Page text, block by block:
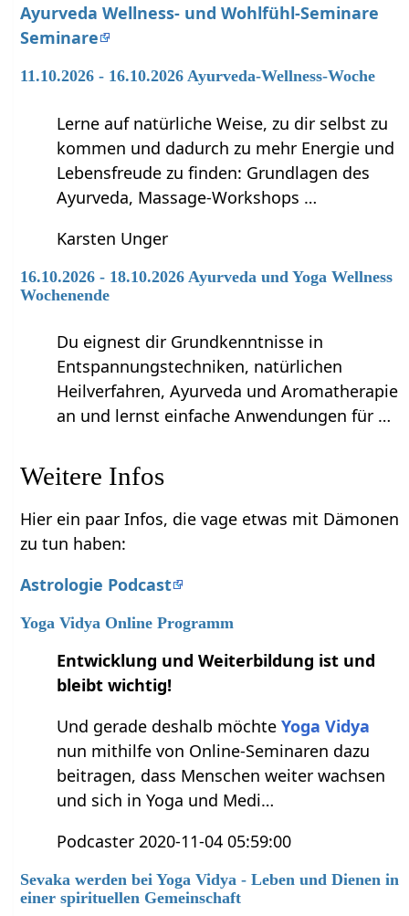
Ayurveda Wellness- und Wohlfühl-Seminare
Seminare
11.10.2026 - 16.10.2026 Ayurveda-Wellness-Woche
Lerne auf natürliche Weise, zu dir selbst zu
kommen und dadurch zu mehr Energie und
Lebensfreude zu finden: Grundlagen des
Ayurveda, Massage-Workshops …
Karsten Unger
16.10.2026 - 18.10.2026 Ayurveda und Yoga Wellness
Wochenende
Du eignest dir Grundkenntnisse in
Entspannungstechniken, natürlichen
Heilverfahren, Ayurveda und Aromatherapie
an und lernst einfache Anwendungen für …
Weitere Infos
Hier ein paar Infos, die vage etwas mit Dämonen
zu tun haben:
Astrologie Podcast
Yoga Vidya Online Programm
Entwicklung und Weiterbildung ist und
bleibt wichtig!
Und gerade deshalb möchteYoga Vidya
nun mithilfe von Online-Seminaren dazu
beitragen, dass Menschen weiter wachsen
und sich in Yoga und Medi…
Podcaster 2020-11-04 05:59:00
Sevaka werden bei Yoga Vidya - Leben und Dienen in
einer spirituellen Gemeinschaft